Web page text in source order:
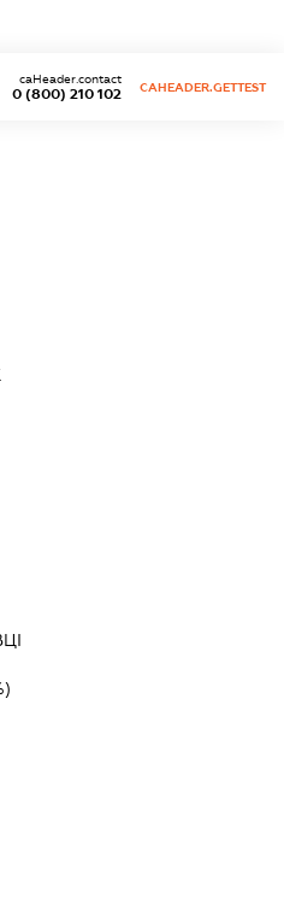
0 (800) 210 102
caHeader.contact
CAHEADER.GETTEST